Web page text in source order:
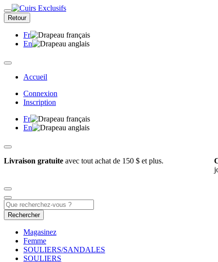
Retour
Fr
En
Accueil
Connexion
Inscription
Fr
En
Livraison gratuite avec tout achat de 150 $ et plus.
Rechercher
Magasinez
Femme
SOULIERS/SANDALES
SOULIERS